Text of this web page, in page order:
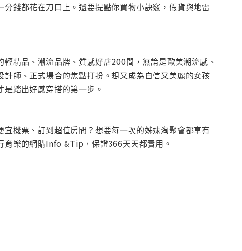
錢都花在刀口上。還要提點你買物小訣竅，假貨與地雷
精品、潮流品牌、質感好店200間，無論是歐美潮流感、
師、正式場合的焦點打扮。想又成為自信又美麗的女孩
踏出好感穿搭的第一步。
機票、訂到超值房間？想要每一次的姊妹淘聚會都享有
育樂的網購Info &Tip，保證366天天都實用。